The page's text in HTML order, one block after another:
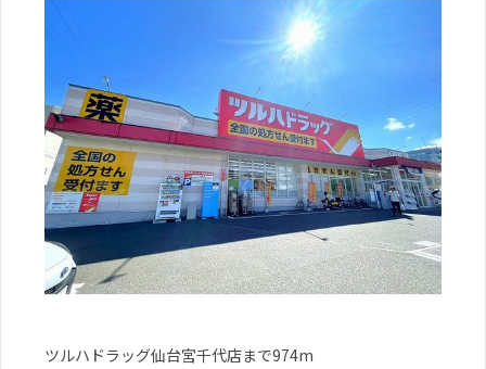
ツルハドラッグ仙台宮千代店まで974m